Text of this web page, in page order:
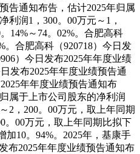
告通知布告，估计2025年归属
润1，300。00万元～1，
14%～74。02%。合肥高科
。合肥高科（920718）今日发
）今日发布2025年年度业绩
发布2025年年度业绩预告通
年年度业绩预告通知布
属于上市公司股东的净利润
2，200。00万元，取上年同期
。00万元，取上年同期比拟下
加10。94%。2025年，基康手
布2025年年度业绩预告通知布